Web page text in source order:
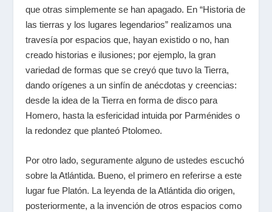
que otras simplemente se han apagado. En “Historia de
las tierras y los lugares legendarios” realizamos una
travesía por espacios que, hayan existido o no, han
creado historias e ilusiones; por ejemplo, la gran
variedad de formas que se creyó que tuvo la Tierra,
dando orígenes a un sinfín de anécdotas y creencias:
desde la idea de la Tierra en forma de disco para
Homero, hasta la esfericidad intuida por Parménides o
la redondez que planteó Ptolomeo.
Por otro lado, seguramente alguno de ustedes escuchó
sobre la Atlántida. Bueno, el primero en referirse a este
lugar fue Platón. La leyenda de la Atlántida dio origen,
posteriormente, a la invención de otros espacios como